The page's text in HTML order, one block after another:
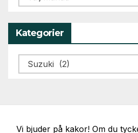
Kategorier
Kategorier
Vi bjuder på kakor! Om du